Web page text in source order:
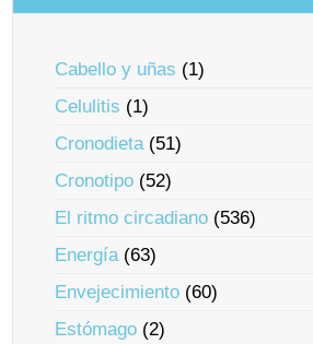
Cabello y uñas (1)
Celulitis (1)
Cronodieta(51)
Cronotipo (52)
El ritmo circadiano (536)
Energía(63)
Envejecimiento (60)
Estómago (2)